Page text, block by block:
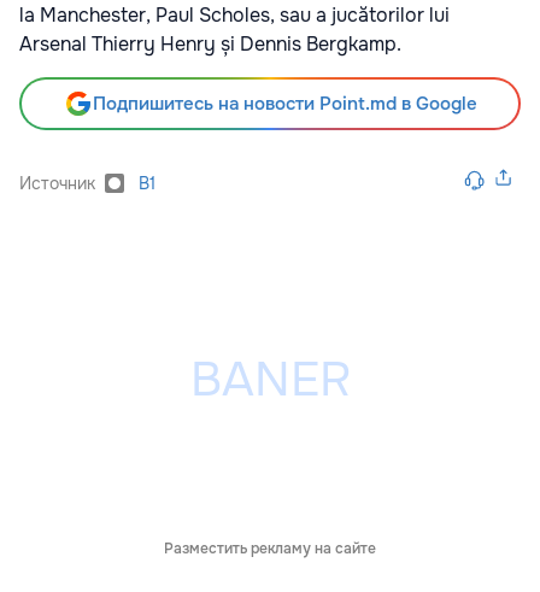
la Manchester, Paul Scholes, sau a jucătorilor lui
Arsenal Thierry Henry și Dennis Bergkamp.
Подпишитесь на новости Point.md в Google
Источник B1
Разместить рекламу на сайте